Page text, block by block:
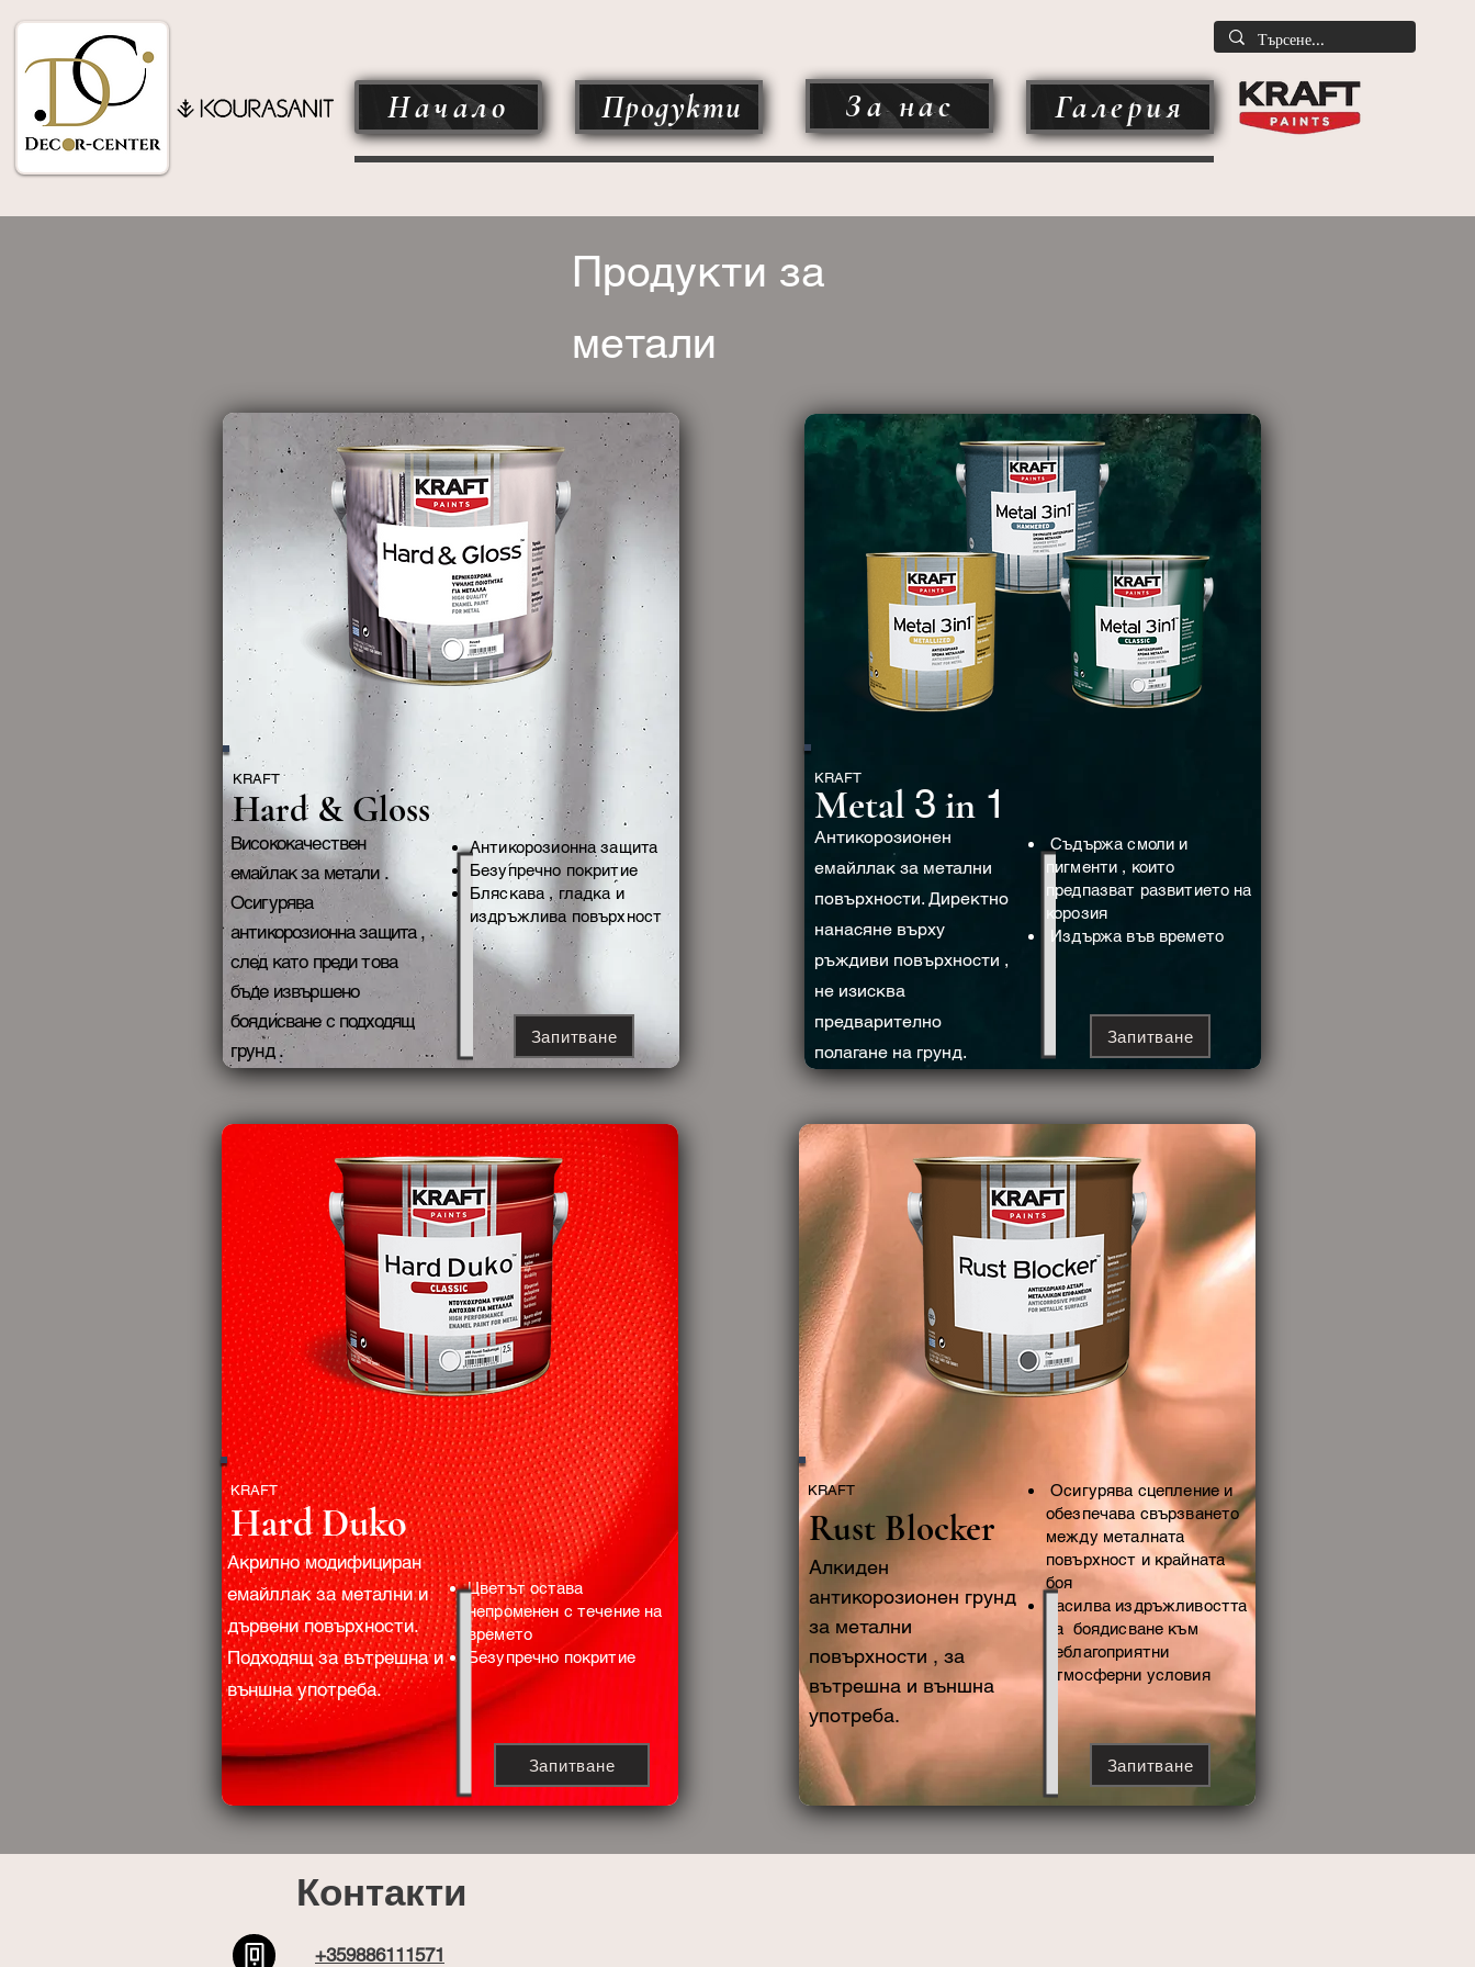
Начало Продукти За нас Галерия
Продукти за
метали
Hard & Gloss
KRAFT
Висококачествен
емайлак за метали .
Осигурява
антикорозионна защита ,
след като преди това
бъде извършено
боядисване с подходящ
грунд .
Антикорозионна защита
Безупречно покритие
Бляскава , гладка и
издръжлива повърхност
Запитване
Hard Duko
KRAFT
Акрилно модифициран
емайллак за метални и
дървени повърхности.
Подходящ за вътрешна и
външна употреба.
Цветът остава
непроменен с течение на
времето
Безупречно покритие
Запитване
Metal 3 in 1
KRAFT
Антикорозионен
емайллак за метални
повърхности. Директно
нанасяне върху
ръждиви повърхности ,
не изисква
предварително
полагане на грунд.
Съдържа смоли и
пигменти , които
предпазват развитието на
корозия
Издържа във времето
Запитване
Rust Blocker
Алкиден
антикорозионен грунд
за метални
повърхности , за
вътрешна и външна
употреба.
Осигурява сцепление и
обезпечава свързването
между металната
повърхност и крайната
боя
Засилва издръжливостта
на боядисване към
неблагоприятни
атмосферни условия
KRAFT
Запитване
Контакти
+359886111571